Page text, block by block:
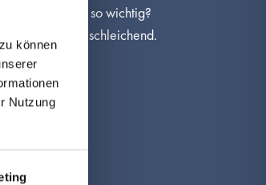
können
Nutzung
Frühzeichen so wichtig?
sich oft schleichend.
[…]